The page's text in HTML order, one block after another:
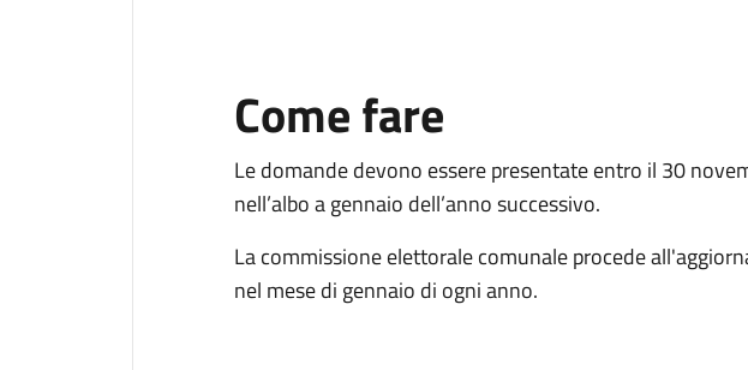
Come fare
Le domande devono essere presentate entro il 30
nell’albo a gennaio dell’anno successivo.
La commissione elettorale comunale procede
nel mese di gennaio di ogni anno.